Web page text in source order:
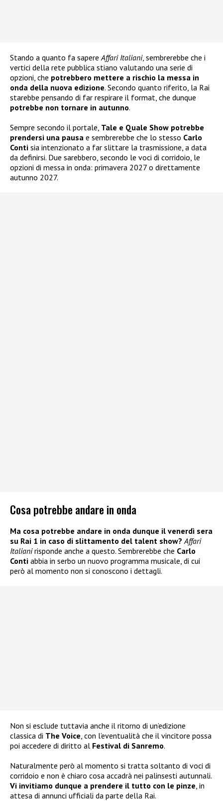
Stando a quanto fa sapere Affari Italiani, sembrerebbe che i
vertici della rete pubblica stiano valutando una serie di
opzioni, che potrebbero mettere a rischio la messa in
onda della nuova edizione. Secondo quanto riferito, la Rai
starebbe pensando di far respirare il format, che dunque
potrebbe non tornare in autunno.
Sempre secondo il portale, Tale e Quale Show potrebbe
prendersi una pausa e sembrerebbe che lo stesso Carlo
Conti sia intenzionato a far slittare la trasmissione, a data
da definirsi. Due sarebbero, secondo le voci di corridoio, le
opzioni di messa in onda: primavera 2027 o direttamente
autunno 2027.
Cosa potrebbe andare in onda
Ma cosa potrebbe andare in onda dunque il venerdì sera
su Rai 1 in caso di slittamento del talent show? Affari
Italianirisponde anche a questo. Sembrerebbe che Carlo
Conti abbia in serbo un nuovo programma musicale, di cui
però al momento non si conoscono i dettagli.
Non si esclude tuttavia anche il ritorno di un’edizione
classica di The Voice , con l’eventualità che il vincitore possa
poi accedere di diritto al Festival di Sanremo.
Naturalmente però al momento si tratta soltanto di voci di
corridoio e non è chiaro cosa accadrà nei palinsesti autunnali.
Vi invitiamo dunque a prendere il tutto con le pinze , in
attesa di annunci ufficiali da parte della Rai.